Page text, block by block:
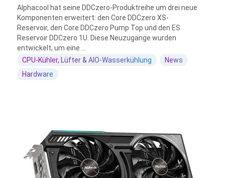
Alphacool hat seine DDCzero-Produktreihe um drei neue
Komponenten erweitert: den Core DDCzero XS-
Reservoir, den Core DDCzero Pump Top und den ES
Reservoir DDCzero 1U. Diese Neuzugänge wurden
entwickelt, um eine ...
CPU-Kühler, Lüfter & AIO-Wasserkühlung
News
Hardware